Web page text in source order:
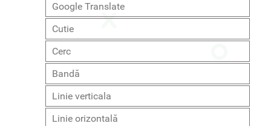
Google Translate
Cutie
Cerc
Bandă
Linie verticala
Linie orizontală